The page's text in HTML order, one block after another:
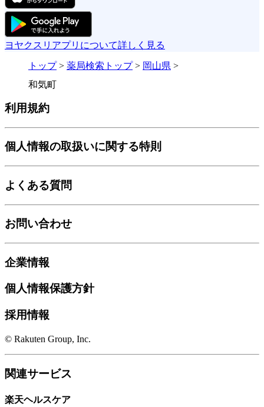
ヨヤクスリアプリについて詳しく見る
トップ> 薬局検索トップ> 岡山県 >
和気町
利用規約
個人情報の取扱いに関する特則
よくある質問
お問い合わせ
企業情報
個人情報保護方針
採用情報
© Rakuten Group, Inc.
関連サービス
楽天ヘルスケア